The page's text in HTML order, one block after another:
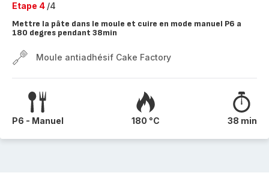
Etape 4 /4
Mettre la pâte dans le moule et cuire en mode manuel P6 a
180 degres pendant 38min
Moule antiadhésif Cake Factory
P6 - Manuel 180 °C 38 min